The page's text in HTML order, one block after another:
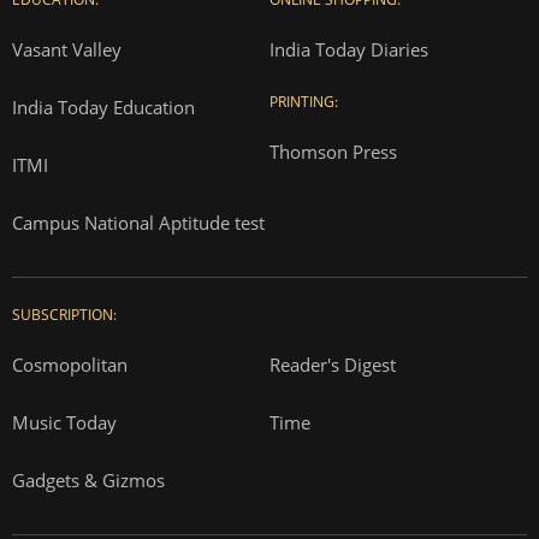
Vasant Valley
India Today Education
ITMI
Campus National Aptitude test
India Today Diaries
PRINTING:
Thomson Press
SUBSCRIPTION:
Cosmopolitan Reader's Digest
Music Today Time
Gadgets & Gizmos